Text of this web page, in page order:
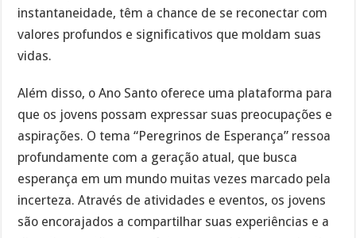
instantaneidade, têm a chance de se reconectar com
valores profundos e significativos que moldam suas
vidas.
Além disso, o Ano Santo oferece uma plataforma para
que os jovens possam expressar suas preocupações e
aspirações. O tema “Peregrinos de Esperança” ressoa
profundamente com a geração atual, que busca
esperança em um mundo muitas vezes marcado pela
incerteza. Através de atividades e eventos, os jovens
são encorajados a compartilhar suas experiências e a